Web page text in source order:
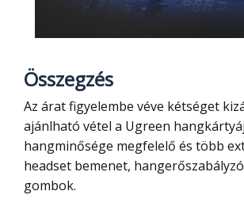
Összegzés
Az árat figyelembe véve kétséget kizáróan
ajánlható vétel a Ugreen
hangminősége megfelelő és több
headset bemenet,
gombok.